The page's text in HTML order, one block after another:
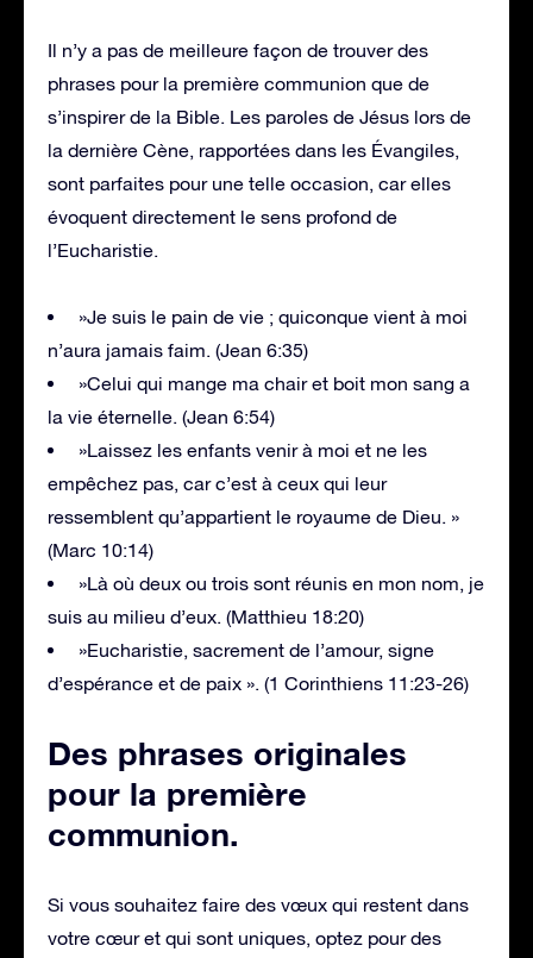
Il n’y a pas de meilleure façon de trouver des
phrases pour la première communion que de
s’inspirer de la Bible. Les paroles de Jésus lors de
la dernière Cène, rapportées dans les Évangiles,
sont parfaites pour une telle occasion, car elles
évoquent directement le sens profond de
l’Eucharistie.
»Je suis le pain de vie ; quiconque vient à moi
n’aura jamais faim. (Jean 6:35)
»Celui qui mange ma chair et boit mon sang a
la vie éternelle. (Jean 6:54)
»Laissez les enfants venir à moi et ne les
empêchez pas, car c’est à ceux qui leur
ressemblent qu’appartient le royaume de Dieu. »
(Marc 10:14)
»Là où deux ou trois sont réunis en mon nom, je
suis au milieu d’eux. (Matthieu 18:20)
»Eucharistie, sacrement de l’amour, signe
d’espérance et de paix ». (1 Corinthiens 11:23-26)
Des phrases originales
pour la première
communion.
Si vous souhaitez faire des vœux qui restent dans
votre cœur et qui sont uniques, optez pour des